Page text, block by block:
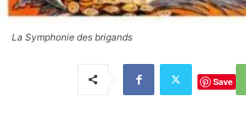
La Symphonie des brigands
Save